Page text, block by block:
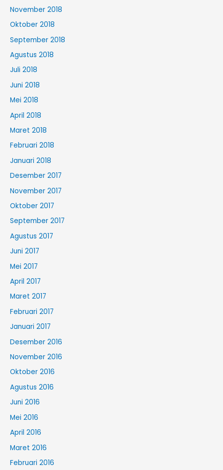
November 2018
Oktober 2018
September 2018
Agustus 2018
Juli 2018
Juni 2018
Mei 2018
April 2018
Maret 2018
Februari 2018
Januari 2018
Desember 2017
November 2017
Oktober 2017
September 2017
Agustus 2017
Juni 2017
Mei 2017
April 2017
Maret 2017
Februari 2017
Januari 2017
Desember 2016
November 2016
Oktober 2016
Agustus 2016
Juni 2016
Mei 2016
April 2016
Maret 2016
Februari 2016